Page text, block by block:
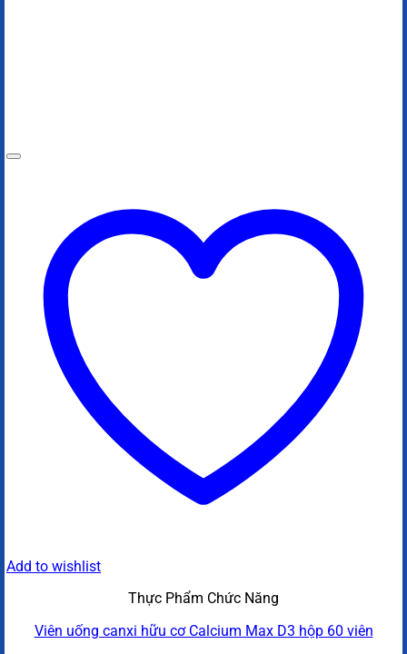
Add to wishlist
Thực Phẩm Chức Năng
Viên uống canxi hữu cơ Calcium Max D3 hộp 60 viên